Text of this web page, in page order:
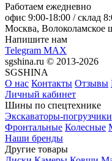
Работаем ежедневно
офис 9:00-18:00 / склад
Москва, Волоколамское
Напишите нам
Telegram MAX
sgshina.ru © 2013-2026
SGSHINA
О нас Контакты Отзывы
Личный кабинет
Шины по спецтехнике
Экскаваторы-погрузчики
Фронтальные Колесные
Наши бренды
Другие товары